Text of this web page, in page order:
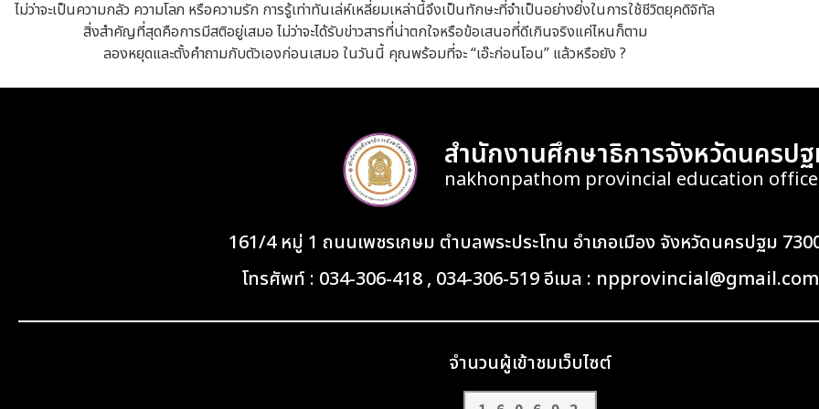
ไม่ว่าจะเป็นความกลัว ความโลภ หรือความรัก การรู้เท่าทันเล่ห์เหลี่ยมเหล่านี้จึงเป็นทักษะที่จำเป็นอย่างยิ่งในการใช้ชีวิตยุคดิจิทัล
สิ่งสำคัญที่สุดคือการมีสติอยู่เสมอ ไม่ว่าจะได้รับข่าวสารที่น่าตกใจหรือข้อเสนอที่ดีเกินจริงแค่ไหนก็ตาม
ลองหยุดและตั้งคำถามกับตัวเองก่อนเสมอ ในวันนี้ คุณพร้อมที่จะ “เอ๊ะก่อนโอน” แล้วหรือยัง ?
สำนักงานศึกษาธิการจังหวัดนครป
nakhonpathom provincial education office
161/4 หมู่ 1 ถนนเพชรเกษม ตำบลพระประโทน อำเภอเมือง จังหวัดนครปฐม
โทรศัพท์ : 034-306-418 , 034-306-519 อีเมล : npprovincial@gmail.com
จำนวนผู้เข้าชมเว็บไซต์